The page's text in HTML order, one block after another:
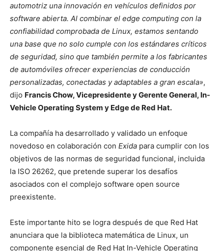
automotriz una innovación en vehículos definidos por
software abierta. Al combinar el edge computing con la
confiabilidad comprobada de Linux, estamos sentando
una base que no solo cumple con los estándares críticos
de seguridad, sino que también permite a los fabricantes
de automóviles ofrecer experiencias de conducción
personalizadas, conectadas y adaptables a gran escala»,
dijo Francis Chow, Vicepresidente y Gerente General, In-
Vehicle Operating System y Edge de Red Hat.
La compañía ha desarrollado y validado un enfoque
novedoso en colaboración con Exida para cumplir con los
objetivos de las normas de seguridad funcional, incluida
la ISO 26262, que pretende superar los desafíos
asociados con el complejo software open source
preexistente.
Este importante hito se logra después de que Red Hat
anunciara que la biblioteca matemática de Linux, un
componente esencial de Red Hat In-Vehicle Operating